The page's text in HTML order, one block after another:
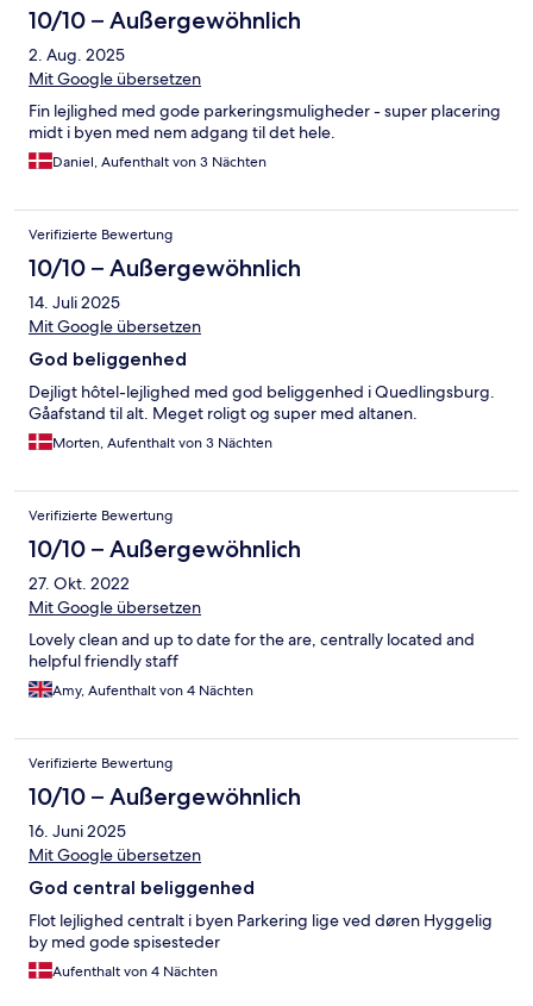
10/10 – Außergewöhnlich
2. Aug. 2025
Mit Google übersetzen
Fin lejlighed med gode parkeringsmuligheder - super placering
midt i byen med nem adgang til det hele.
Daniel, Aufenthalt von 3 Nächten
Verifizierte Bewertung
10/10 – Außergewöhnlich
14. Juli 2025
Mit Google übersetzen
God beliggenhed
Dejligt hôtel-lejlighed med god beliggenhed i Quedlingsburg.
Gåafstand til alt. Meget roligt og super med altanen.
Morten, Aufenthalt von 3 Nächten
Verifizierte Bewertung
10/10 – Außergewöhnlich
27. Okt. 2022
Mit Google übersetzen
Lovely clean and up to date for the are, centrally located and
helpful friendly staff
Amy, Aufenthalt von 4 Nächten
Verifizierte Bewertung
10/10 – Außergewöhnlich
16. Juni 2025
Mit Google übersetzen
God central beliggenhed
Flot lejlighed centralt i byen Parkering lige ved døren Hyggelig
by med gode spisesteder
Aufenthalt von 4 Nächten